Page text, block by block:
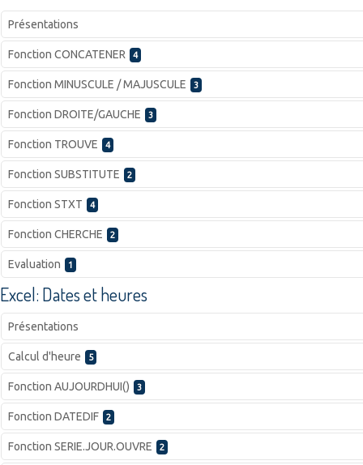
Présentations
Fonction CONCATENER 4
Fonction MINUSCULE / MAJUSCULE 3
Fonction DROITE/GAUCHE 3
Fonction TROUVE 4
Fonction SUBSTITUTE 2
Fonction STXT 4
Fonction CHERCHE 2
Evaluation 1
Excel: Dates et heures
Présentations
Calcul d'heure 5
Fonction AUJOURDHUI() 3
Fonction DATEDIF 2
Fonction SERIE.JOUR.OUVRE 2